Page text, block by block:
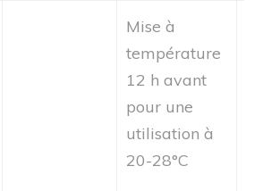
Mise à
température
12 h avant
pour une
utilisation à
20-28°C